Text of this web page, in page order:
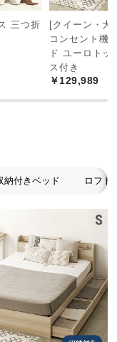
三つ折
[クイーン・大
コンセント機
ド ユーロトッ
ス付き
￥129,989
納付きベッド ロフト